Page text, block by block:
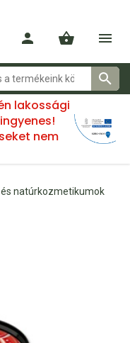
lakossági
nem
és natúrkozmetikumok